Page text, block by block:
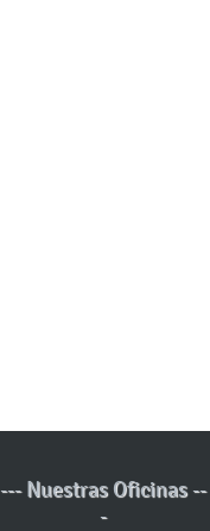
--- Nuestras Oficinas --
-